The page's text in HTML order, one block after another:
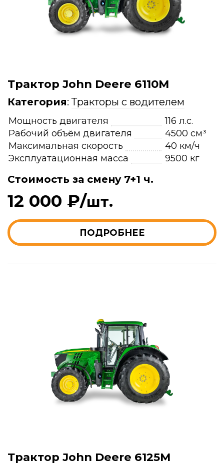
Трактор John Deere 6110M
Категория:Тракторы с водителем
Мощность двигателя
116 л.с.
Рабочий объём двигателя
4500 см³
Максимальная скорость
40 км/ч
Эксплуатационная масса
9500 кг
Стоимость за смену 7+1 ч.
12 000 ₽/шт.
ПОДРОБНЕЕ
Трактор John Deere 6125M